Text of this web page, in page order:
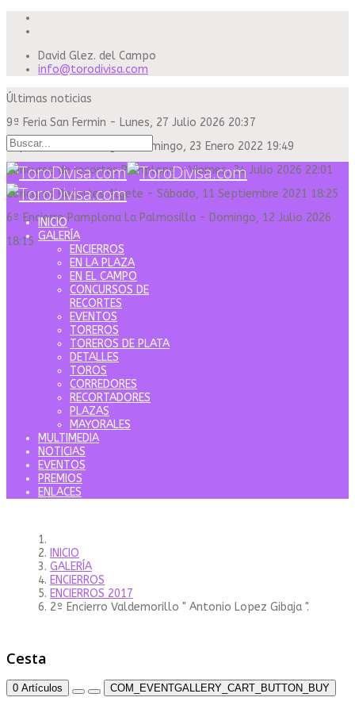
David Glez. del Campo
info@torodivisa.com
Últimas noticias
9ª Feria San Fermin - Lunes, 27 Julio 2026 20:37
Capea Sanse Domingo
Domingo, 23 Enero 2022 19:49
Concurso de recortes Pamplona-Viernes, 24 Julio 2026 22:01
Concurso Recortes Algete - Sábado, 11 Septiembre 2021 18:25
6º Encierro Pamplona La Palmosilla - Domingo, 12 Julio 2026
18:15
INICIO
GALERÍA
ENCIERROS
EN LA PLAZA
EN EL CAMPO
CONCURSOS DE
RECORTES
EVENTOS
TOREROS
TOREROS DE PLATA
DETALLES
TOROS
CORREDORES
RECORTADORES
PLAZAS
MAYORALES
MULTIMEDIA
NOTICIAS
EVENTOS
PREMIOS
ENLACES
INICIO
GALERÍA
ENCIERROS
ENCIERROS 2017
2º Encierro Valdemorillo " Antonio Lopez Gibaja ".
Cesta
0 Artículos COM_EVENTGALLERY_CART_BUTTON_BUY